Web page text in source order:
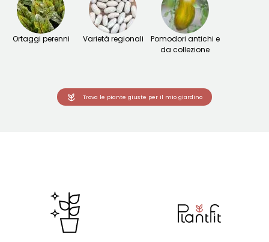
Ortaggi perenni Varietà regionali
Pomodori antichi e
da collezione
Trova le piante giuste per il mio giardino